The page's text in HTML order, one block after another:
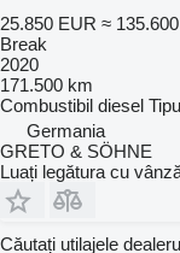
25.850 EUR ≈
Break
2020
171.500 km
Combustibil diesel
Germania
GRETO & SÖHNE
Luați legătura cu
Căutați utilajele